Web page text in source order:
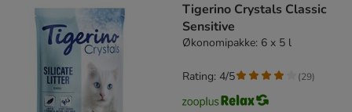
Tigerino Crystals Classic
Sensitive
Økonomipakke: 6 x 5 l
Rating: 4/5 (29)